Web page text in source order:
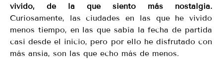
vivido, de la que siento más nostalgia.
Curiosamente, las ciudades en las que he vivido
menos tiempo, en las que sabía la fecha de partida
casi desde el inicio, pero por ello he disfrutado con
más ansia, son las que echo más de menos.